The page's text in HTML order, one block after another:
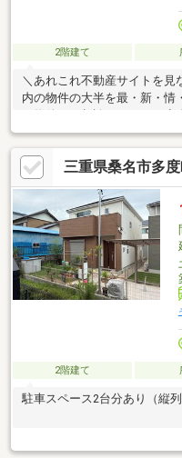
2階建て
＼あれこれ不動産サイトを見
内の物件の大半を最・新・情
「御衣野東」停まで徒歩約
で車で約7分※写真をクリッ
＝＝＝＝＝＝＝＝＝＝＝＝＝
ご都合に合わせてご案内しま
い。＝＝＝＝＝＝＝＝＝＝＝
三重県桑名市多
2階建て
駐車スペース2台分あり（縦